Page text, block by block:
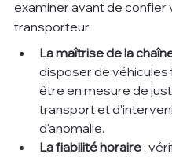
examiner avant de confier
transporteur.
La maîtrise de la
disposer de
être en mesure de
transport et
d'anomalie.
La fiabilité horaire :